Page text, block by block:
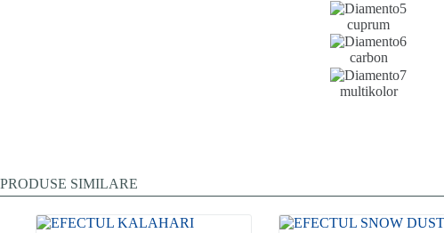
cuprum
carbon
multikolor
PRODUSE SIMILARE